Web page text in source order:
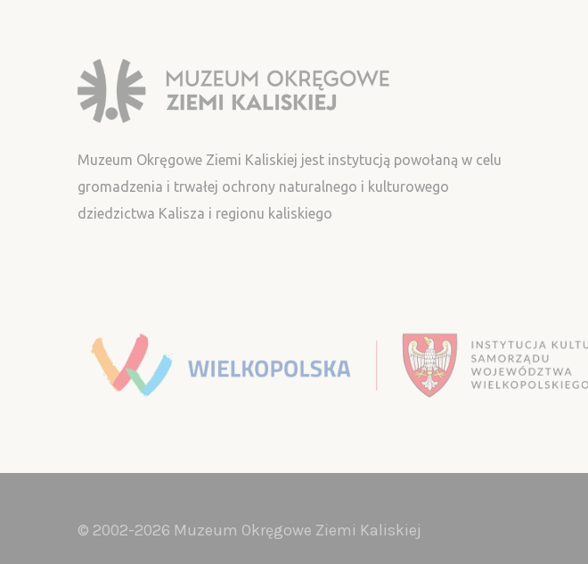
Muzeum Okręgowe Ziemi Kaliskiej jest instytucją powołaną w celu
gromadzenia i trwałej ochrony naturalnego i kulturowego
dziedzictwa Kalisza i regionu kaliskiego
© 2002-2026 Muzeum Okręgowe Ziemi Kaliskiej